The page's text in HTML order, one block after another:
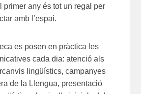
primer any és tot un regal per
amb l’espai.
es posen en pràctica les
cada dia: atenció als
lingüístics, campanyes
de la Llengua, presentació